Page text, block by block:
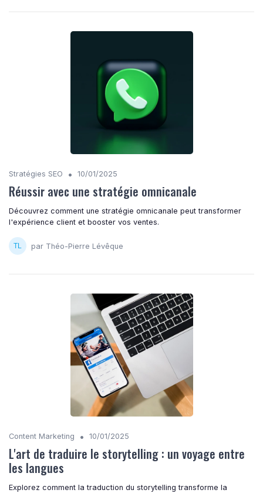
Stratégies SEO • 10/01/2025
Réussir avec une stratégie omnicanale
Découvrez comment une stratégie omnicanale peut transformer
l'expérience client et booster vos ventes.
par Théo-Pierre Lévêque
Content Marketing • 10/01/2025
L'art de traduire le storytelling : un voyage entre
les langues
Explorez comment la traduction du storytelling transforme la